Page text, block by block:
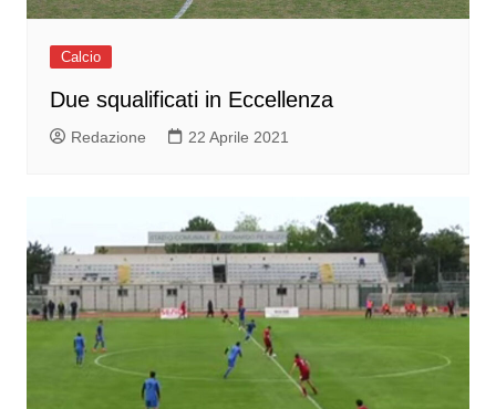
Calcio
Due squalificati in Eccellenza
Redazione 22 Aprile 2021